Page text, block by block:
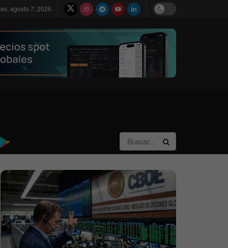
agosto 7, 2026